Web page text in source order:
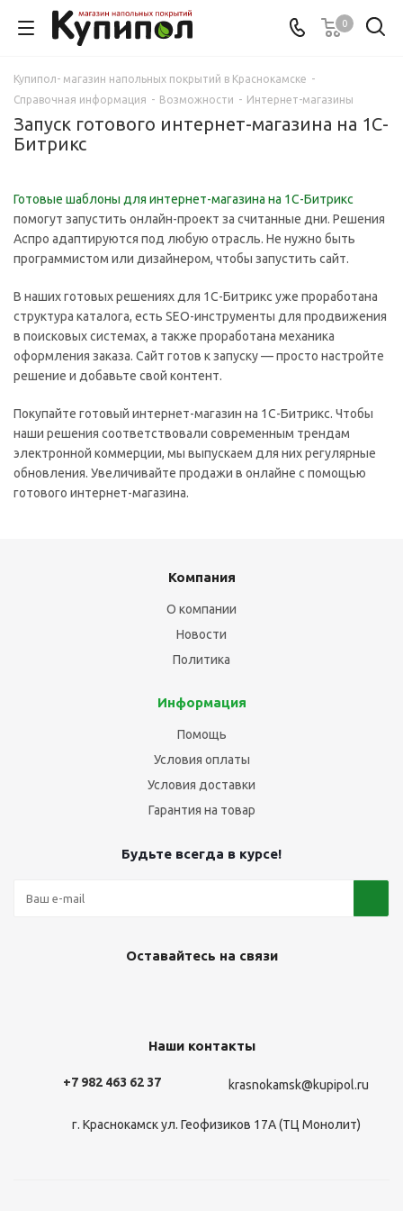
0
Купипол- магазин напольных покрытий в Краснокамске -
Справочная информация - Возможности - Интернет-магазины
Запуск готового интернет-магазина на 1С-
Битрикс
Готовые шаблоны для интернет-магазина на 1С-Битрикс
помогут запустить онлайн-проект за считанные дни. Решения
Аспро адаптируются под любую отрасль. Не нужно быть
программистом или дизайнером, чтобы запустить сайт.
В наших готовых решениях для 1С-Битрикс уже проработана
структура каталога, есть SEO-инструменты для продвижения
в поисковых системах, а также проработана механика
оформления заказа. Сайт готов к запуску — просто настройте
решение и добавьте свой контент.
Покупайте готовый интернет-магазин на 1С-Битрикс. Чтобы
наши решения соответствовали современным трендам
электронной коммерции, мы выпускаем для них регулярные
обновления. Увеличивайте продажи в онлайне с помощью
готового интернет-магазина.
Компания
О компании
Новости
Политика
Информация
Помощь
Условия оплаты
Условия доставки
Гарантия на товар
Будьте всегда в курсе!
Оставайтесь на связи
Наши контакты
+7 982 463 62 37 krasnokamsk@kupipol.ru
г. Краснокамск ул. Геофизиков 17А (ТЦ Монолит)